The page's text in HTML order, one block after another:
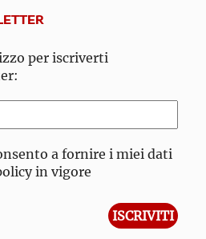
per iscriverti
a fornire i miei dati
in vigore